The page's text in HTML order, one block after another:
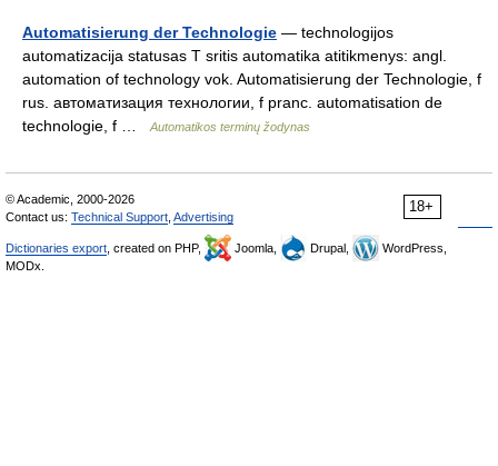
Automatisierung der Technologie — technologijos
automatizacija statusas T sritis automatika atitikmenys: angl.
automation of technology vok. Automatisierung der Technologie, f
rus. автоматизация технологии, f pranc. automatisation de
technologie, f …
Automatikos terminų žodynas
18+
© Academic, 2000-2026
Contact us: Technical Support Advertising
Dictionaries export , created on PHP, Joomla, Drupal,
WordPress,
MODx.